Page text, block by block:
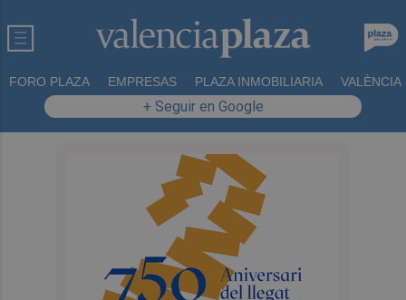
FORO PLAZA EMPRESAS PLAZA INMOBILIARIA VALÈNCIA
+ Seguir en Google